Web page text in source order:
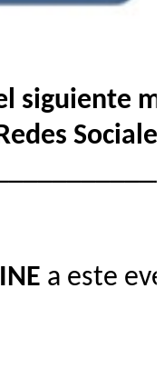
siguiente
a este